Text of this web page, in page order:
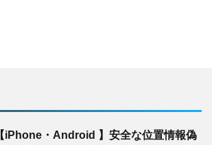
【iPhone・Android 】安全な位置情報偽